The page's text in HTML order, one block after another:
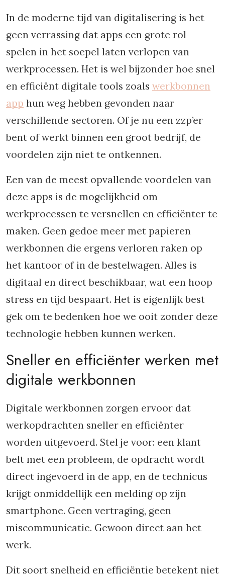
In de moderne tijd van digitalisering is het
geen verrassing dat apps een grote rol
spelen in het soepel laten verlopen van
werkprocessen. Het is wel bijzonder hoe snel
en efficiënt digitale tools zoals werkbonnen
app hun weg hebben gevonden naar
verschillende sectoren. Of je nu een zzp’er
bent of werkt binnen een groot bedrijf, de
voordelen zijn niet te ontkennen.
Een van de meest opvallende voordelen van
deze apps is de mogelijkheid om
werkprocessen te versnellen en efficiënter te
maken. Geen gedoe meer met papieren
werkbonnen die ergens verloren raken op
het kantoor of in de bestelwagen. Alles is
digitaal en direct beschikbaar, wat een hoop
stress en tijd bespaart. Het is eigenlijk best
gek om te bedenken hoe we ooit zonder deze
technologie hebben kunnen werken.
Sneller en efficiënter werken met
digitale werkbonnen
Digitale werkbonnen zorgen ervoor dat
werkopdrachten sneller en efficiënter
worden uitgevoerd. Stel je voor: een klant
belt met een probleem, de opdracht wordt
direct ingevoerd in de app, en de technicus
krijgt onmiddellijk een melding op zijn
smartphone. Geen vertraging, geen
miscommunicatie. Gewoon direct aan het
werk.
Dit soort snelheid en efficiëntie betekent niet